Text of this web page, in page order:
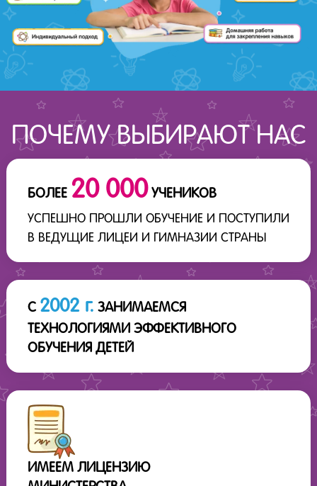
ПОЧЕМУ ВЫБИРАЮТ НАС
БОЛЕЕ 20 000УЧЕНИКОВ
УСПЕШНО ПРОШЛИ ОБУЧЕНИЕ И ПОСТУПИЛИ
В ВЕДУЩИЕ ЛИЦЕИ И ГИМНАЗИИ СТРАНЫ
С 2002 г. ЗАНИМАЕМСЯ
ТЕХНОЛОГИЯМИ ЭФФЕКТИВНОГО
ОБУЧЕНИЯ ДЕТЕЙ
ИМЕЕМ ЛИЦЕНЗИЮ